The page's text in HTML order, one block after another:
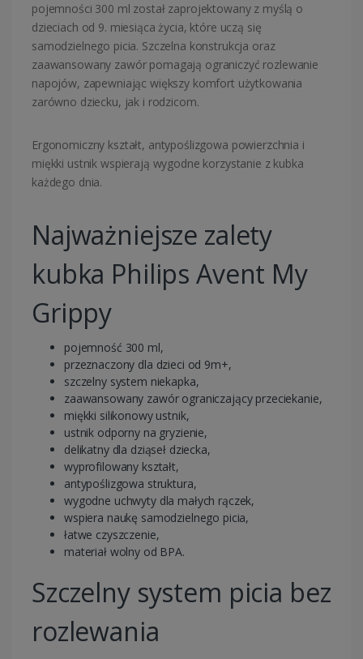
pojemności 300 ml został zaprojektowany z myślą o
dzieciach od 9. miesiąca życia, które uczą się
samodzielnego picia. Szczelna konstrukcja oraz
zaawansowany zawór pomagają ograniczyć rozlewanie
napojów, zapewniając większy komfort użytkowania
zarówno dziecku, jak i rodzicom.
Ergonomiczny kształt, antypoślizgowa powierzchnia i
miękki ustnik wspierają wygodne korzystanie z kubka
każdego dnia.
Najważniejsze zalety
kubka Philips Avent My
Grippy
pojemność 300 ml,
przeznaczony dla dzieci od 9m+,
szczelny system niekapka,
zaawansowany zawór ograniczający przeciekanie,
miękki silikonowy ustnik,
ustnik odporny na gryzienie,
delikatny dla dziąseł dziecka,
wyprofilowany kształt,
antypoślizgowa struktura,
wygodne uchwyty dla małych rączek,
wspiera naukę samodzielnego picia,
łatwe czyszczenie,
materiał wolny od BPA.
Szczelny system picia bez
rozlewania